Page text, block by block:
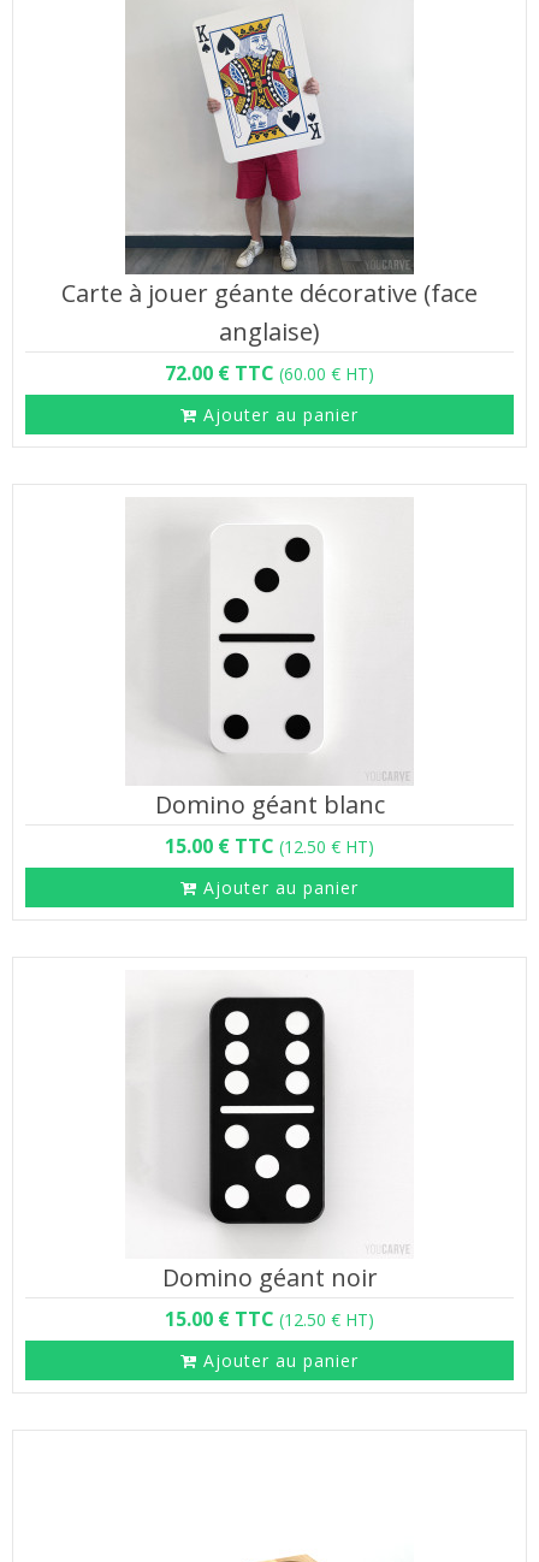
Carte à jouer géante décorative (face
anglaise)
72.00 € TTC (60.00 € HT)
Ajouter au panier
Domino géant blanc
15.00 € TTC (12.50 € HT)
Ajouter au panier
Domino géant noir
15.00 € TTC (12.50 € HT)
Ajouter au panier